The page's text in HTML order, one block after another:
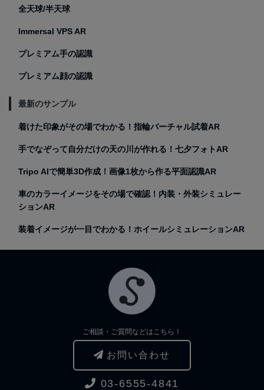
全天球/半天球
Immersal VPS AR
プレミアム手の認識
プレミアム顔の認識
最新のサンプル
着けた印象がその場でわかる！指輪バーチャル試着AR
手でなぞって自分だけの天の川が作れる！七夕フォトAR
Tripo AIで簡単3D作成！画像1枚から作る平面認識AR
車のカラーイメージをその場で確認！内装・外装シミュレー
ションAR
装着イメージが一目でわかる！ホイールシミュレーションAR
ご相談・ご質問などはこちら！
お問い合わせ
03-6555-4841